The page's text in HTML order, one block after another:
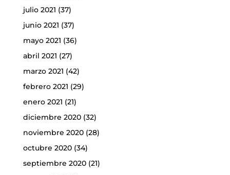
julio 2021 (37)
junio 2021 (37)
mayo 2021 (36)
abril 2021 (27)
marzo 2021 (42)
febrero 2021 (29)
enero 2021 (21)
diciembre 2020(32)
noviembre 2020(28)
octubre 2020(34)
septiembre 2020(21)